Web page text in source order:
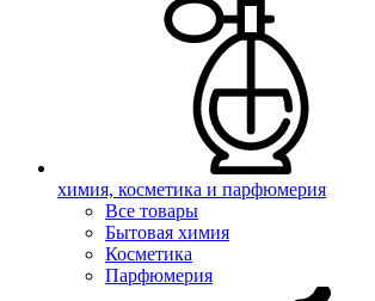
химия, косметика и парфюмерия
Все товары
Бытовая химия
Косметика
Парфюмерия